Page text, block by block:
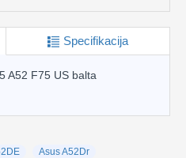
Specifikacija
A52 F75 US balta
Asus A52Dr